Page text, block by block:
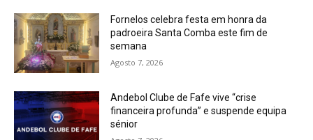
Fornelos celebra festa em honra da
padroeira Santa Comba este fim de
semana
Agosto 7, 2026
Andebol Clube de Fafe vive “crise
financeira profunda” e suspende equipa
sénior